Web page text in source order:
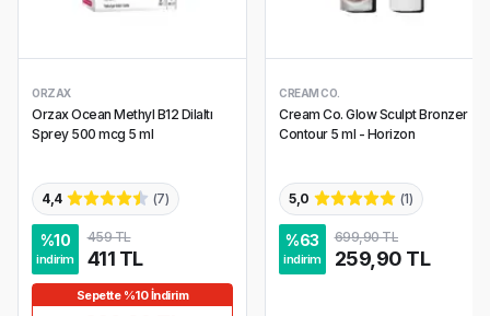
ORZAX
Orzax Ocean Methyl B12 Dilaltı
Sprey 500 mcg 5 ml
4,4 (7)
%10
indirim
459 TL
411 TL
Sepette %10 İndirim
CREAM CO.
Cream Co. Glow Sculpt Bronzer
Contour 5 ml - Horizon
5,0 (1)
%63
indirim
699,90 TL
259,90 TL